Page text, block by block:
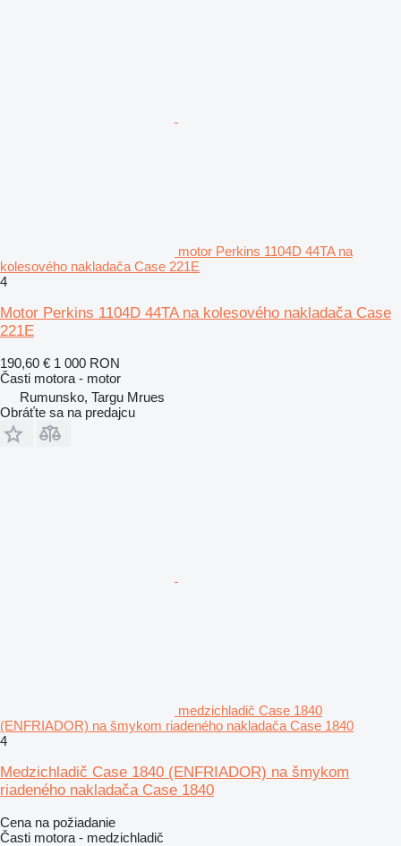
motor Perkins 1104D 44TA na
kolesového nakladača Case 221E
4
Motor Perkins 1104D 44TA na kolesového nakladača Case
221E
190,60 € 1 000 RON
Časti motora - motor
Rumunsko, Targu Mrues
Obráťte sa na predajcu
medzichladič Case 1840
(ENFRIADOR) na šmykom riadeného nakladača Case 1840
4
Medzichladič Case 1840 (ENFRIADOR) na šmykom
riadeného nakladača Case 1840
Cena na požiadanie
Časti motora - medzichladič